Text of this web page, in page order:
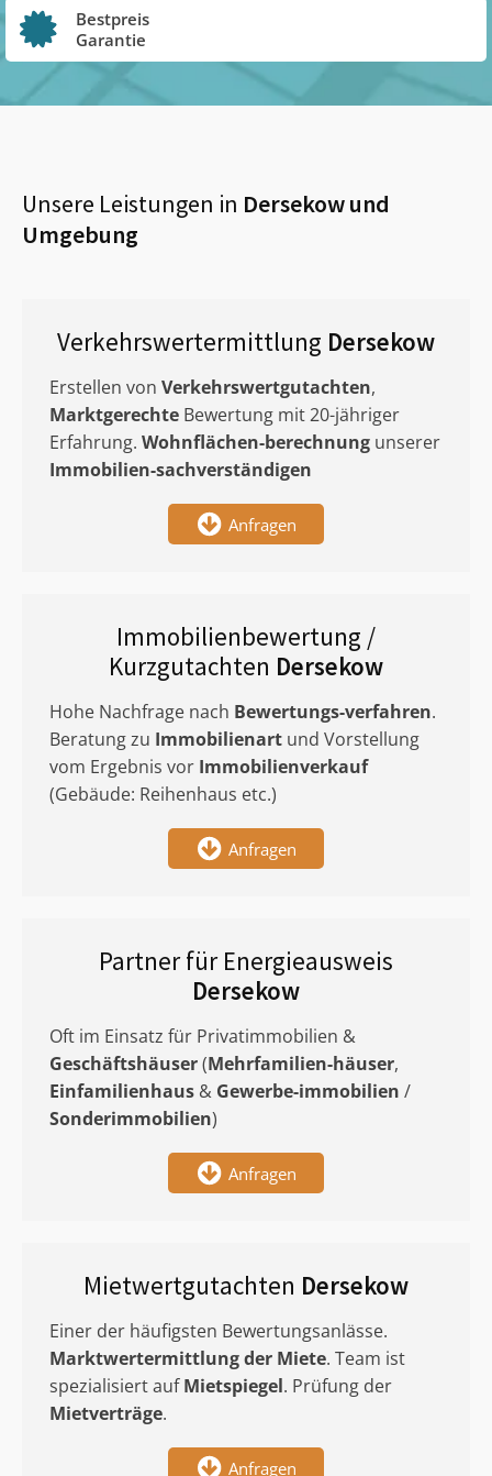
Bestpreis
Garantie
Unsere Leistungen in Dersekowund
Umgebung
Verkehrswertermittlung Dersekow
Erstellen von Verkehrswertgutachten,
Marktgerechte Bewertung mit 20-jähriger
Erfahrung. Wohnflächen-berechnung unserer
Immobilien-sachverständigen
Anfragen
Immobilienbewertung /
Kurzgutachten Dersekow
Hohe Nachfrage nach Bewertungs-verfahren.
Beratung zu Immobilienart und Vorstellung
vom Ergebnis vor Immobilienverkauf
(Gebäude: Reihenhaus etc.)
Anfragen
Partner für Energieausweis
Dersekow
Oft im Einsatz für Privatimmobilien &
Geschäftshäuser(Mehrfamilien-häuser,
Einfamilienhaus & Gewerbe-immobilien /
Sonderimmobilien)
Anfragen
Mietwertgutachten Dersekow
Einer der häufigsten Bewertungsanlässe.
Marktwertermittlungder Miete. Team ist
spezialisiert aufMietspiegel. Prüfung der
Mietverträge.
Anfragen